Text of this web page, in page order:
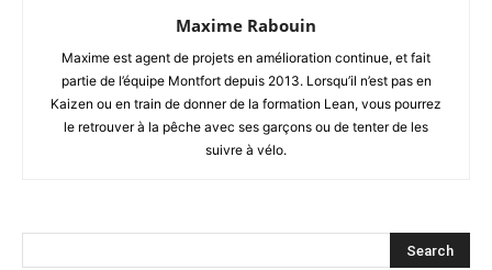
Maxime Rabouin
Maxime est agent de projets en amélioration continue, et fait
partie de l’équipe Montfort depuis 2013. Lorsqu’il n’est pas en
Kaizen ou en train de donner de la formation Lean, vous pourrez
le retrouver à la pêche avec ses garçons ou de tenter de les
suivre à vélo.